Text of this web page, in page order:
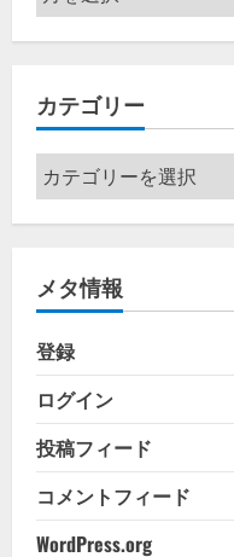
ー
カ
ブ
カテゴリー
カ
テ
ゴ
ー
メタ情報
登録
ログイン
投稿フィード
コメントフィード
WordPress.org